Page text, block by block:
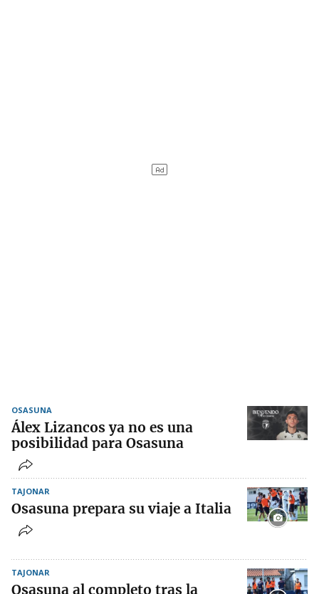
OSASUNA
Álex Lizancos ya no es una
posibilidad para Osasuna
TAJONAR
Osasuna prepara su viaje a Italia
TAJONAR
Osasuna al completo tras la